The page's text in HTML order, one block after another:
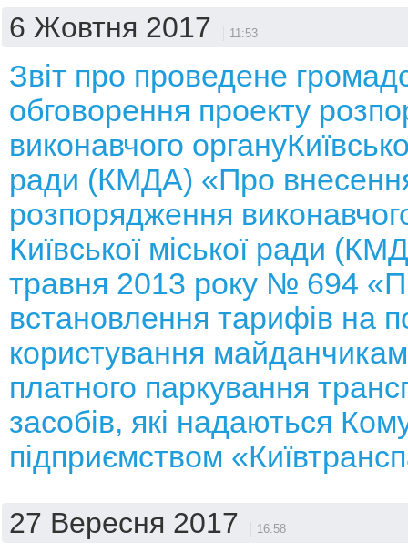
6 Жовтня 2017 11:53
Звіт про проведене
обговорення проекту
виконавчого
ради (КМДА) «Про
розпорядження
Київської міської ради
травня 2013 року № 694
встановлення тарифів на
користування
платного паркування
засобів, які надаються
підприємством
27 Вересня 2017 16:58